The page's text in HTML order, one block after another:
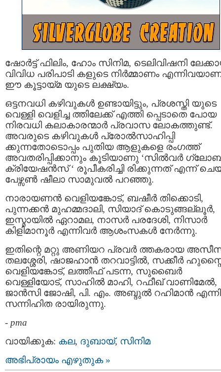
ഷോര്‍ട്ട് ഫിലിം, ഹോം സിനിമ, ടെലിവിഷനി
വിവിധ പരിപാടി കളുടെ നിര്‍മ്മാണം
ഈ കൂട്ടായ്മ യുടെ ലക്ഷ്യം.
ഒട്ടനവധി കഴിവുകള്‍ ഉണ്ടായിട്ടും, പ്രശസ്തി യുടെ
വെള്ളി വെളിച്ച ത്തിലേക്ക് എത്തി പ്പെടാതെ പോയ
നിരവധി കലാകാരന്മാര്‍ പ്രവാസ ലോകത്തുണ്ട്.
അവരുടെ കഴിവുകള്‍ പ്രോല്‍സാഹിപ്പി
ക്കുന്നതോടൊപ്പം പുതിയ ആളുകളെ രംഗത്ത്
അവതരിപ്പിക്കാനും കൂടിയാണു ‘സില്‍വര്‍
ക്രിയേഷന്‍സ് ‘ രൂപീകരിച്ചി രിക്കുന്നത് എന്ന്
പേഴ്സണ്‍ ഷീലാ സാമുവല്‍ പറഞ്ഞു.
നാരായണന്‍ വെളിയങ്കോട്, ബഷീര്‍ തിക്കൊടി,
പുന്നക്കന്‍ മുഹമ്മദാലി, സിയാദ് കൊടുങ്ങല്ലൂര്‍,
ഇസ്മായില്‍ ഏറാമല, നാസര്‍ പരദേശി, നിസാര്‍
കിളിമാനൂര്‍ എന്നിവര്‍ ആശംസകള്‍ നേര്‍ന്നു.
ഇതിന്റെ മറ്റു അണിയറ പ്രവര്‍ ത്തകരായ
തലശ്ശേരി, ഷാജഹാന്‍ തറവാട്ടില്‍, സക്കീര്‍
വെളിയങ്കോട്, ലത്തീഫ് പടന്ന, സുബൈര്‍
വെള്ളിയോട്, സാഹില്‍ മാഹി, റഫീഖ് വാണിമേല്‍,
ജാന്‍സി ജോഷി, പി. എം. അബ്ദുല്‍ റഹിമാന്‍
സന്നിഹിത രായിരുന്നു.
- pma
വായിക്കുക: കല, ദുബായ്‌, സിനിമ
അഭിപ്രായം എഴുതുക »